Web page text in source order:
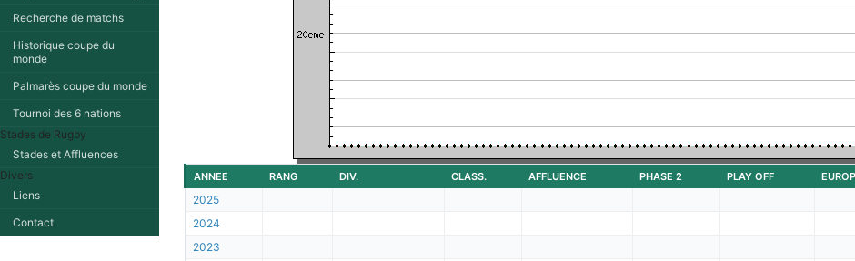
Recherche de matchs
Historique coupe du
monde
Palmarès coupe du monde
Tournoi des 6 nations
Stades de Rugby
Stades et Affluences
Divers
Liens
Contact
ANNEE RANG DIV. CLASS. AFFLUENCE PHASE 2 PLAY OFF
2025
2024
2023